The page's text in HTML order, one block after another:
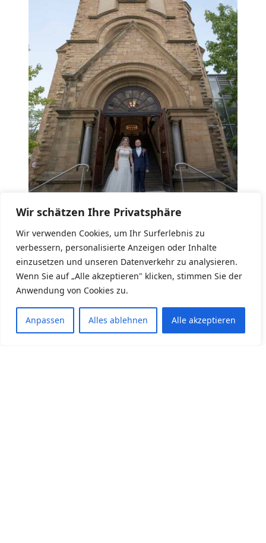
Wir schätzen Ihre Privatsphäre
Wir verwenden Cookies, um Ihr Surferlebnis zu
verbessern, personalisierte Anzeigen oder Inhalte
einzusetzen und unseren Datenverkehr zu analysieren.
Wenn Sie auf „Alle akzeptieren" klicken, stimmen Sie der
Anwendung von Cookies zu.
Anpassen Alles ablehnen Alle akzeptieren
Tammy und Chris nach der Trauung